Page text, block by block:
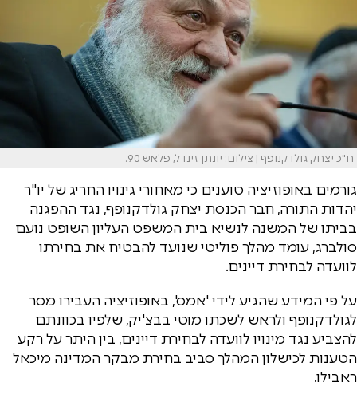
ח"כ יצחק גולדקנופף | צילום: יונתן זינדל, פלאש 90.
גורמים באופוזיציה טוענים כי מאחורי גינויו החריג של יו"ר
יהדות התורה, חבר הכנסת יצחק גולדקנופף, נגד ההפגנה
בביתו של המשנה לנשיא בית המשפט העליון השופט נועם
סולברג, עומד מהלך פוליטי שנועד להבטיח את בחירתו
לוועדה לבחירת דיינים.
על פי המידע שהגיע לידי 'אמס', באופוזיציה העבירו מסר
לגולדקנופף ולראש לשכתו מוטי בבצ'יק, שלפיו בכוונתם
להצביע נגד מינויו לוועדה לבחירת דיינים, בין היתר על רקע
הטענות לכישלון המהלך סביב בחירת מבקר המדינה מיכאל
ראבילו.